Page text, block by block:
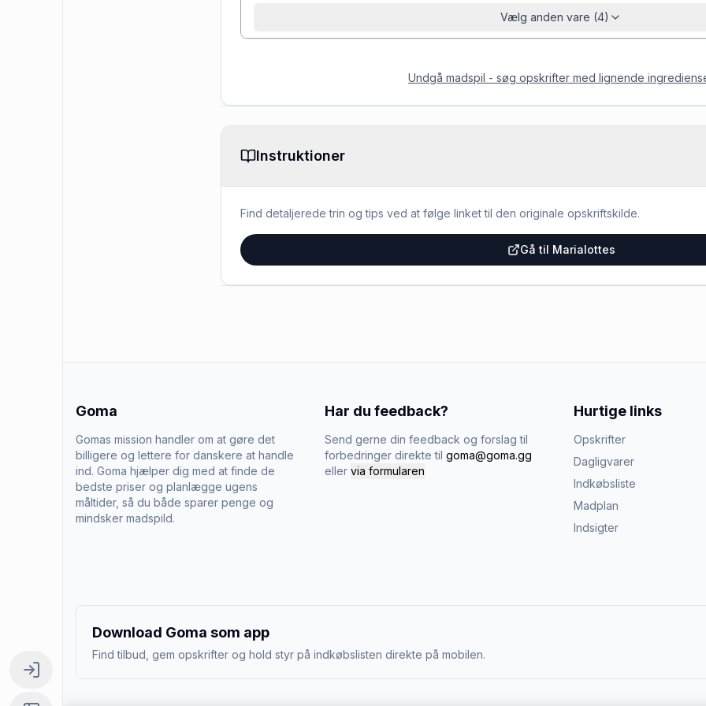
Log ind
Vælg anden vare (4)
Undgå madspil - søg opskrifter med lignende
Instruktioner
Find detaljerede trin og tips ved at følge linket til den originale opskriftskilde.
Gå til Marialottes
Goma
Gomas mission handler om at gøre det
billigere og lettere for danskere at handle
ind. Goma hjælper dig med at finde de
bedste priser og planlægge ugens
måltider, så du både sparer penge og
mindsker madspild.
Har du feedback?
Send gerne din feedback og forslag til
forbedringer direkte til goma@goma.gg
eller via formularen
Hurtige links
Opskrifter
Dagligvarer
Indkøbsliste
Madplan
Indsigter
Download Goma som app
Find tilbud, gem opskrifter og hold styr på indkøbslisten direkte på mobilen.